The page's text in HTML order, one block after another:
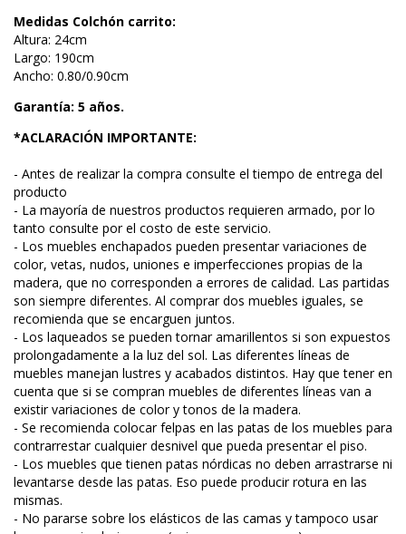
Medidas Colchón carrito:
Altura: 24cm
Largo: 190cm
Ancho: 0.80/0.90cm
Garantía: 5 años.
*ACLARACIÓN IMPORTANTE:
- Antes de realizar la compra consulte el tiempo de entrega del
producto
- La mayoría de nuestros productos requieren armado, por lo
tanto consulte por el costo de este servicio.
- Los muebles enchapados pueden presentar variaciones de
color, vetas, nudos, uniones e imperfecciones propias de la
madera, que no corresponden a errores de calidad. Las partidas
son siempre diferentes. Al comprar dos muebles iguales, se
recomienda que se encarguen juntos.
- Los laqueados se pueden tornar amarillentos si son expuestos
prolongadamente a la luz del sol. Las diferentes líneas de
muebles manejan lustres y acabados distintos. Hay que tener en
cuenta que si se compran muebles de diferentes líneas van a
existir variaciones de color y tonos de la madera.
- Se recomienda colocar felpas en las patas de los muebles para
contrarrestar cualquier desnivel que pueda presentar el piso.
- Los muebles que tienen patas nórdicas no deben arrastrarse ni
levantarse desde las patas. Eso puede producir rotura en las
mismas.
- No pararse sobre los elásticos de las camas y tampoco usar